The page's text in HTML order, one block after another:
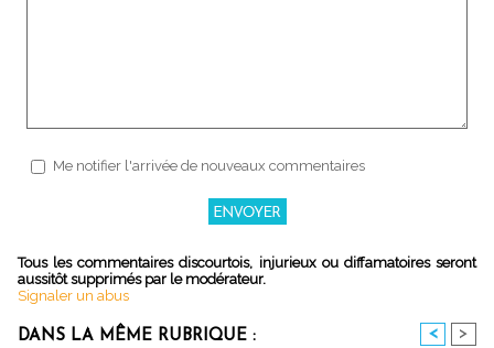
Me notifier l'arrivée de nouveaux commentaires
Tous les commentaires discourtois, injurieux ou diffamatoires seront
aussitôt supprimés par le modérateur.
Signaler un abus
DANS LA MÊME RUBRIQUE : < >